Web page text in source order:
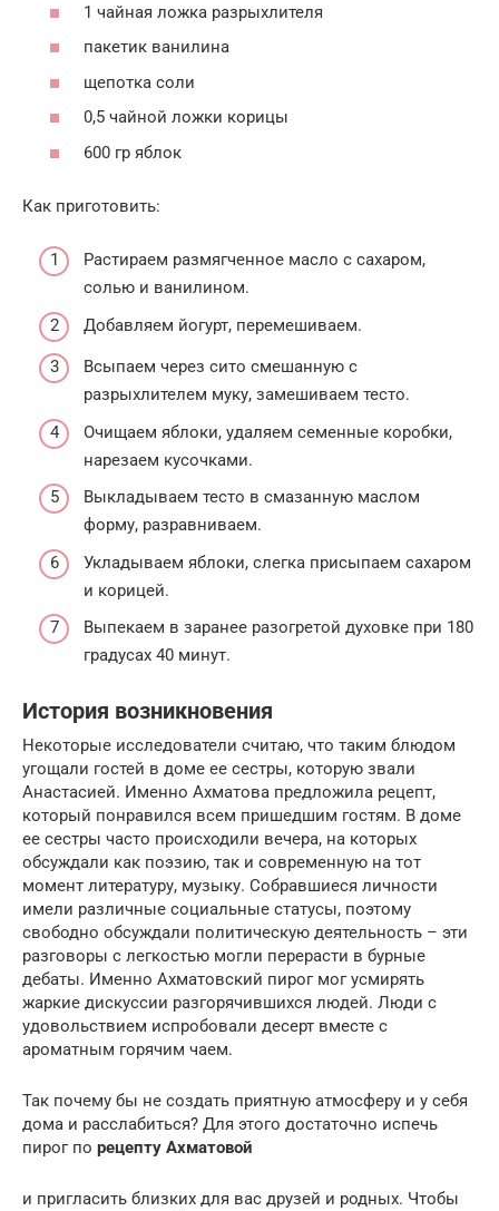
1 чайная ложка разрыхлителя
пакетик ванилина
щепотка соли
0,5 чайной ложки корицы
600 гр яблок
Как приготовить:
Растираем размягченное масло с сахаром,
солью и ванилином.
Добавляем йогурт, перемешиваем.
Всыпаем через сито смешанную с
разрыхлителем муку, замешиваем тесто.
Очищаем яблоки, удаляем семенные коробки,
нарезаем кусочками.
Выкладываем тесто в смазанную маслом
форму, разравниваем.
Укладываем яблоки, слегка присыпаем сахаром
и корицей.
Выпекаем в заранее разогретой духовке при 180
градусах 40 минут.
История возникновения
Некоторые исследователи считаю, что таким блюдом
угощали гостей в доме ее сестры, которую звали
Анастасией. Именно Ахматова предложила рецепт,
который понравился всем пришедшим гостям. В доме
ее сестры часто происходили вечера, на которых
обсуждали как поэзию, так и современную на тот
момент литературу, музыку. Собравшиеся личности
имели различные социальные статусы, поэтому
свободно обсуждали политическую деятельность – эти
разговоры с легкостью могли перерасти в бурные
дебаты. Именно Ахматовский пирог мог усмирять
жаркие дискуссии разгорячившихся людей. Люди с
удовольствием испробовали десерт вместе с
ароматным горячим чаем.
Так почему бы не создать приятную атмосферу и у себя
дома и расслабиться? Для этого достаточно испечь
пирог по рецепту Ахматовой
и пригласить близких для вас друзей и родных. Чтобы